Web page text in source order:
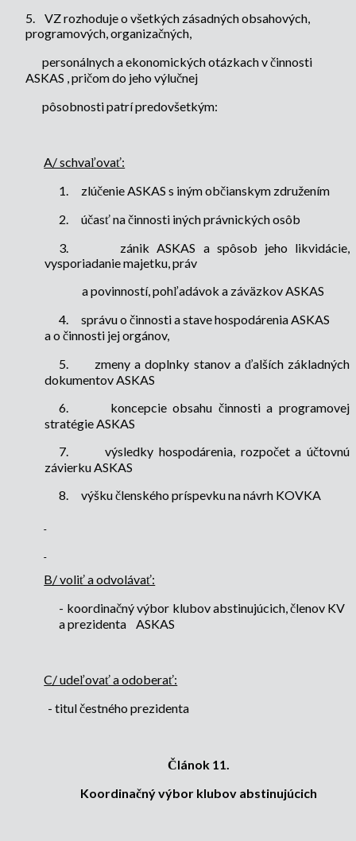
5.
VZ rozhoduje o všetkých zásadných obsahových,
programových, organizačných,
personálnych a ekonomických otázkach v činnosti
ASKAS , pričom do jeho výlučnej
pôsobnosti patrí predovšetkým:
A/ schvaľovať:
1.
zlúčenie ASKAS s iným občianskym združením
2.
účasť na činnosti iných právnických osôb
3.
zánik ASKAS a spôsob jeho likvidácie,
vysporiadanie majetku, práv
a povinností, pohľadávok a záväzkov ASKAS
4.
správu o činnosti a stave hospodárenia ASKAS
a o činnosti jej orgánov,
5.
zmeny a doplnky stanov a ďalších základných
dokumentov ASKAS
6.
koncepcie obsahu činnosti a programovej
stratégie ASKAS
7.
výsledky hospodárenia, rozpočet a účtovnú
závierku ASKAS
8.
výšku členského príspevku na návrh KOVKA
B/ voliť a odvolávať:
- koordinačný výbor klubov abstinujúcich, členov KV
a prezidenta
ASKAS
C/ udeľovať a odoberať:
- titul čestného prezidenta
Článok 11.
Koordinačný výbor klubov abstinujúcich